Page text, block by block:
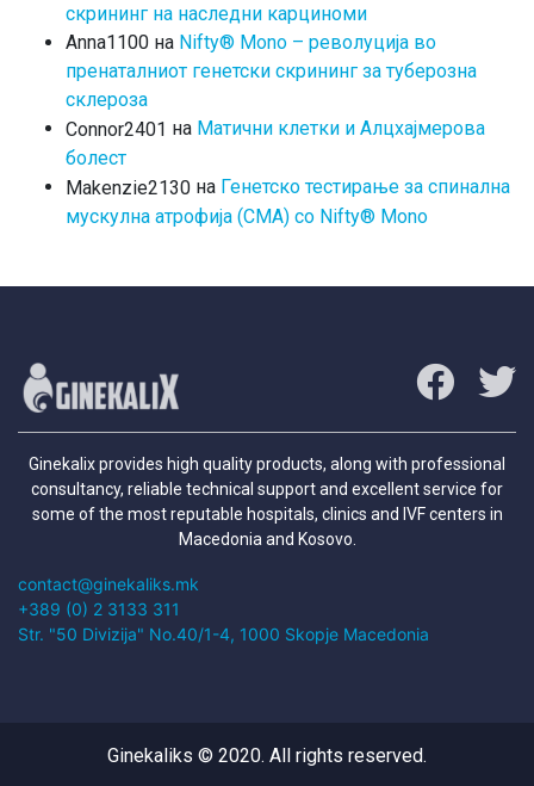
скрининг на наследни карциноми
Anna1100 на Nifty® Mono – револуција во
пренаталниот генетски скрининг за туберозна
склероза
Connor2401 на Матични клетки и Алцхајмерова
болест
Makenzie2130 на Генетско тестирање за спинална
мускулна атрофија (СМА) со Nifty® Mono
Ginekalix provides high quality products, along with professional
consultancy, reliable technical support and excellent service for
some of the most reputable hospitals, clinics and IVF centers in
Macedonia and Kosovo.
contact@ginekaliks.mk
+389 (0) 2 3133 311
Str. "50 Divizija" No.40/1-4, 1000 Skopje Macedonia
Ginekaliks © 2020. All rights reserved.